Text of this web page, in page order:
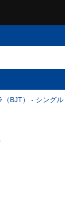
（BJT） - シングル